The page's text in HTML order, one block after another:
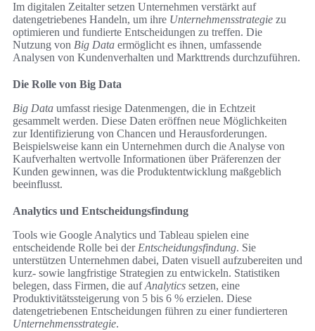
Im digitalen Zeitalter setzen Unternehmen verstärkt auf
datengetriebenes Handeln, um ihre Unternehmensstrategie zu
optimieren und fundierte Entscheidungen zu treffen. Die
Nutzung von Big Data ermöglicht es ihnen, umfassende
Analysen von Kundenverhalten und Markttrends durchzuführen.
Die Rolle von Big Data
Big Data umfasst riesige Datenmengen, die in Echtzeit
gesammelt werden. Diese Daten eröffnen neue Möglichkeiten
zur Identifizierung von Chancen und Herausforderungen.
Beispielsweise kann ein Unternehmen durch die Analyse von
Kaufverhalten wertvolle Informationen über Präferenzen der
Kunden gewinnen, was die Produktentwicklung maßgeblich
beeinflusst.
Analytics und Entscheidungsfindung
Tools wie Google Analytics und Tableau spielen eine
entscheidende Rolle bei der Entscheidungsfindung. Sie
unterstützen Unternehmen dabei, Daten visuell aufzubereiten und
kurz- sowie langfristige Strategien zu entwickeln. Statistiken
belegen, dass Firmen, die aufAnalytics setzen, eine
Produktivitätssteigerung von 5 bis 6 % erzielen. Diese
datengetriebenen Entscheidungen führen zu einer fundierteren
Unternehmensstrategie.